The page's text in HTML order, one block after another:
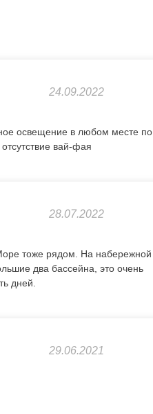
24.09.2022
освещение в любом месте по
вай-фая
28.07.2022
тоже рядом. На набережной
два бассейна, это очень
дней.
29.06.2021